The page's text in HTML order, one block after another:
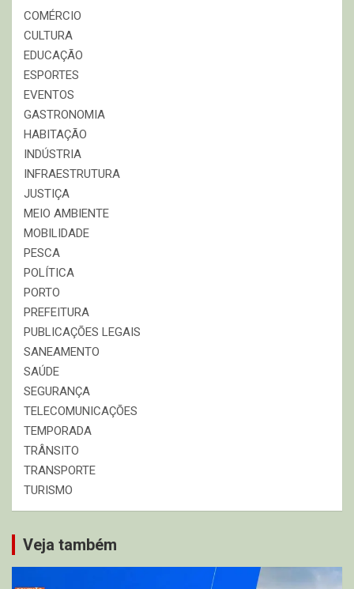
COMÉRCIO
CULTURA
EDUCAÇÃO
ESPORTES
EVENTOS
GASTRONOMIA
HABITAÇÃO
INDÚSTRIA
INFRAESTRUTURA
JUSTIÇA
MEIO AMBIENTE
MOBILIDADE
PESCA
POLÍTICA
PORTO
PREFEITURA
PUBLICAÇÕES LEGAIS
SANEAMENTO
SAÚDE
SEGURANÇA
TELECOMUNICAÇÕES
TEMPORADA
TRÂNSITO
TRANSPORTE
TURISMO
Veja também